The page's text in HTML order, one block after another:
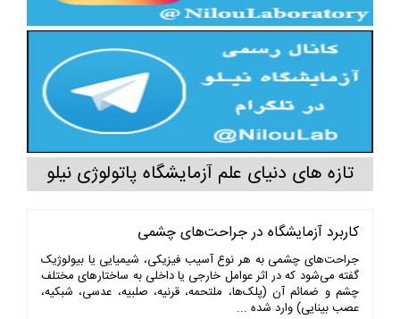
تازه های دنیای علم آزمایشگاه پاتولوژی نیلو
کاربرد آزمایشگاه در جراحت‌های چشمی
جراحت‌های چشمی به هر نوع آسیب فیزیکی، شیمیایی یا بیولوژیک
گفته می‌شود که در اثر عوامل خارجی یا داخلی به ساختارهای مختلف
چشم و ضمائم آن (پلک‌ها، ملتحمه، قرنیه، صلبیه، عدسی، شبکیه،
عصب بینایی) وارد شده ...